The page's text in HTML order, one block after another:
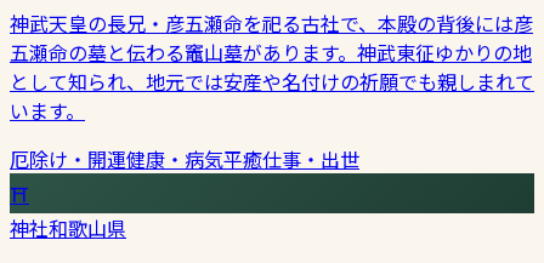
神武天皇の長兄・彦五瀬命を祀る古社で、本殿の背後には彦
五瀬命の墓と伝わる竈山墓があります。神武東征ゆかりの地
として知られ、地元では安産や名付けの祈願でも親しまれて
います。
厄除け・開運健康・病気平癒仕事・出世
⛩
神社和歌山県